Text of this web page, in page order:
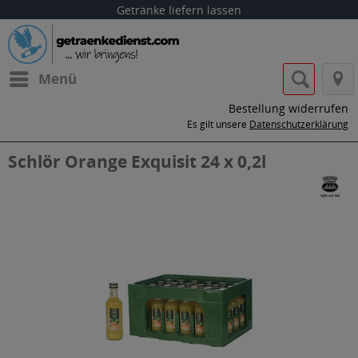
Getränke liefern lassen
Menü
Bestellung widerrufen
Es gilt unsere Datenschutzerklärung
Schlör Orange Exquisit 24 x 0,2l